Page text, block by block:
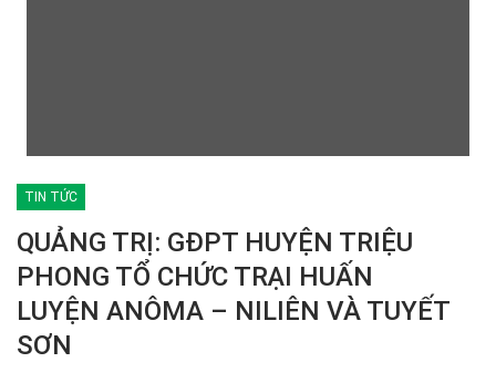
TIN TỨC
QUẢNG TRỊ: GĐPT HUYỆN TRIỆU
PHONG TỔ CHỨC TRẠI HUẤN
LUYỆN ANÔMA – NILIÊN VÀ TUYẾT
SƠN